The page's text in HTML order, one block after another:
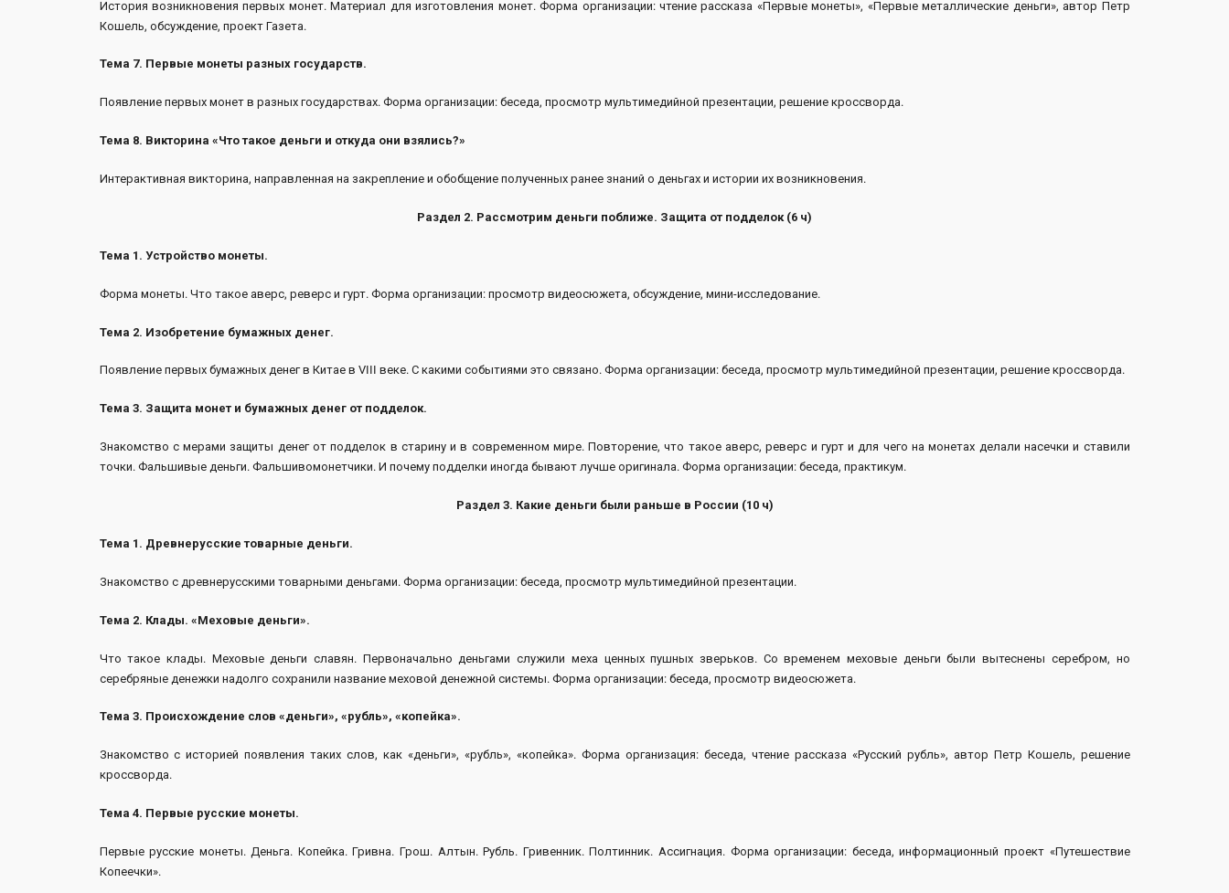
История возникновения первых монет. Материал для изготовления монет. Форма организации: чтение рассказа «Первые монеты», «Первые металлические деньги», автор Петр
Кошель, обсуждение, проект Газета.
Тема 7. Первые монеты разных государств.
Появление первых монет в разных государствах. Форма организации: беседа, просмотр мультимедийной презентации, решение кроссворда.
Тема 8. Викторина «Что такое деньги и откуда они взялись?»
Интерактивная викторина, направленная на закрепление и обобщение полученных ранее знаний о деньгах и истории их возникновения.
Раздел 2. Рассмотрим деньги поближе. Защита от подделок (6 ч)
Тема 1. Устройство монеты.
Форма монеты. Что такое аверс, реверс и гурт. Форма организации: просмотр видеосюжета, обсуждение, мини-исследование.
Тема 2. Изобретение бумажных денег.
Появление первых бумажных денег в Китае в VIII веке. С какими событиями это связано. Форма организации: беседа, просмотр мультимедийной презентации, решение кроссворда.
Тема 3. Защита монет и бумажных денег от подделок.
Знакомство с мерами защиты денег от подделок в старину и в современном мире. Повторение, что такое аверс, реверс и гурт и для чего на монетах делали насечки и ставили
точки. Фальшивые деньги. Фальшивомонетчики. И почему подделки иногда бывают лучше оригинала. Форма организации: беседа, практикум.
Раздел 3. Какие деньги были раньше в России (10 ч)
Тема 1. Древнерусские товарные деньги.
Знакомство с древнерусскими товарными деньгами. Форма организации: беседа, просмотр мультимедийной презентации.
Тема 2. Клады. «Меховые деньги».
Что такое клады. Меховые деньги славян. Первоначально деньгами служили меха ценных пушных зверьков. Со временем меховые деньги были вытеснены серебром, но
серебряные денежки надолго сохранили название меховой денежной системы. Форма организации: беседа, просмотр видеосюжета.
Тема 3. Происхождение слов «деньги», «рубль», «копейка».
Знакомство с историей появления таких слов, как «деньги», «рубль», «копейка». Форма организация: беседа, чтение рассказа «Русский рубль», автор Петр Кошель, решение
кроссворда.
Тема 4. Первые русские монеты.
Первые русские монеты. Деньга. Копейка. Гривна. Грош. Алтын. Рубль. Гривенник. Полтинник. Ассигнация. Форма организации: беседа, информационный проект «Путешествие
Копеечки».